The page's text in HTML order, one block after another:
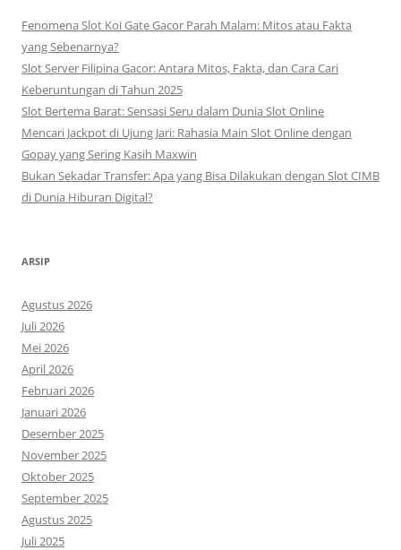
Fenomena Slot Koi Gate Gacor Parah Malam: Mitos atau Fakta
yang Sebenarnya?
Slot Server Filipina Gacor: Antara Mitos, Fakta, dan Cara Cari
Keberuntungan di Tahun 2025
Slot Bertema Barat: Sensasi Seru dalam Dunia Slot Online
Mencari Jackpot di Ujung Jari: Rahasia Main Slot Online dengan
Gopay yang Sering Kasih Maxwin
Bukan Sekadar Transfer: Apa yang Bisa Dilakukan dengan Slot CIMB
di Dunia Hiburan Digital?
ARSIP
Agustus 2026
Juli 2026
Mei 2026
April 2026
Februari 2026
Januari 2026
Desember 2025
November 2025
Oktober 2025
September 2025
Agustus 2025
Juli 2025